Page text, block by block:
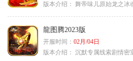
版本介绍： 舞帝味儿原始龙之冰
龍图腾2023版
开服时间： 02月/04日
版本介绍： 沉默专属线索剧情密